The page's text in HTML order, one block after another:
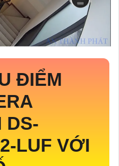
ĐIỂM
DS-
LUF VỚI